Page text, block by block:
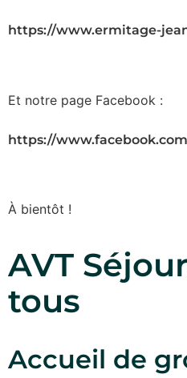
https://www.ermitage-
Et notre page Facebook :
https://
À bientôt !
AVT
tous
Accueil de